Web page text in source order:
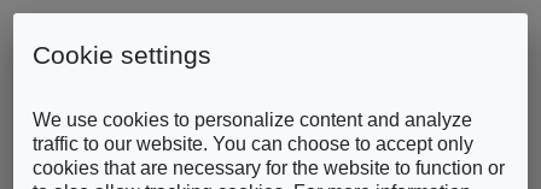
Skip to content
FacebookInstagramYouTube
Cookie settings
We use cookies to personalize content and analyze
traffic to our website. You can choose to accept only
cookies that are necessary for the website to function or